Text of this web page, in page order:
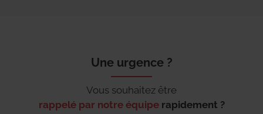
Une urgence ?
Vous souhaitez être
rappelé par notre équipe rapidement ?